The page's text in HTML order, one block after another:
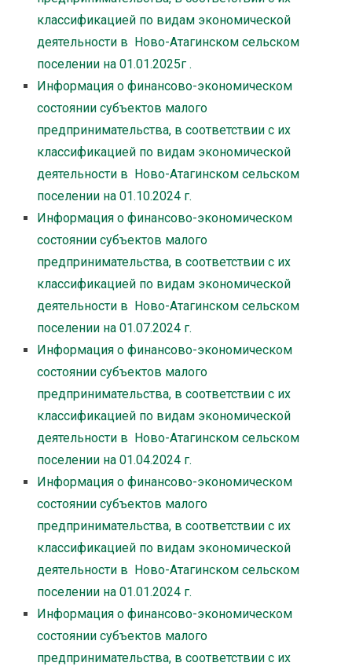
классификацией по видам экономической
деятельности в Ново-Атагинском сельском
поселении на 01.01.2025г .
Информация о финансово-экономическом
состоянии субъектов малого
предпринимательства, в соответствии с их
классификацией по видам экономической
деятельности в Ново-Атагинском сельском
поселении на 01.10.2024 г.
Информация о финансово-экономическом
состоянии субъектов малого
предпринимательства, в соответствии с их
классификацией по видам экономической
деятельности в Ново-Атагинском сельском
поселении на 01.07.2024 г.
Информация о финансово-экономическом
состоянии субъектов малого
предпринимательства, в соответствии с их
классификацией по видам экономической
деятельности в Ново-Атагинском сельском
поселении на 01.04.2024 г.
Информация о финансово-экономическом
состоянии субъектов малого
предпринимательства, в соответствии с их
классификацией по видам экономической
деятельности в Ново-Атагинском сельском
поселении на 01.01.2024 г.
Информация о финансово-экономическом
состоянии субъектов малого
предпринимательства, в соответствии с их